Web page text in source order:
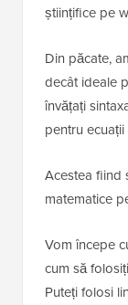
științifice pe
Din păcate,
decât ideale
învățați
pentru
Acestea fiind
matematice
Vom începe
cum să
Puteți folosi